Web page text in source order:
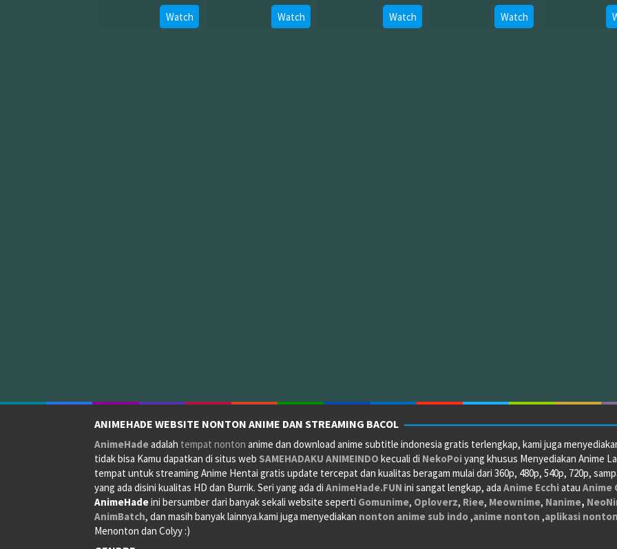
Watch
2012 Watch
Mar
Watch
2012
Watch
ANIMEHADE WEBSITE NONTON ANIME DAN STREAMING BACOL
AnimeHadeadalah tempat nonton anime dan download anime subtitle indonesia gratis terlengkap, kami juga
tidak bisa Kamu dapatkan di situs web SAMEHADAKU ANIMEINDO kecuali di NekoPoiyang khusus Menyediakan Anime
tempat untuk streaming Anime Hentai gratis update tercepat dan kualitas beragam mulai dari 360p, 480p, 540p, 720p,
yang ada disini kualitas HD dan Burrik. Seri yang ada di AnimeHade.FUN ini sangat lengkap, ada Anime Ecchiatau Anime
AnimeHadeini bersumber dari banyak sekali website seperti Gomunime, Oploverz, Riee, Meownime, Nanime,
AnimBatch, dan masih banyak lainnya.kami juga menyediakan nonton anime sub indo ,anime nonton ,aplikasi
Menonton dan Colyy :)